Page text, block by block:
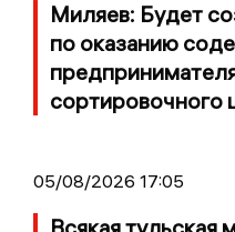
Миляев: Будет
по оказанию
сортировочного
05/08/2026 17:05